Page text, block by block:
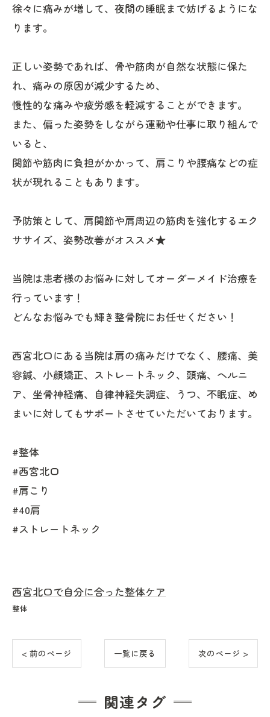
徐々に痛みが増して、夜間の睡眠まで妨げるようにな
ります。
正しい姿勢であれば、骨や筋肉が自然な状態に保た
れ、痛みの原因が減少するため、
慢性的な痛みや疲労感を軽減することができます。
また、偏った姿勢をしながら運動や仕事に取り組んで
いると、
関節や筋肉に負担がかかって、肩こりや腰痛などの症
状が現れることもあります。
予防策として、肩関節や肩周辺の筋肉を強化するエク
ササイズ、姿勢改善がオススメ★
当院は患者様のお悩みに対してオーダーメイド治療を
行っています！
どんなお悩みでも輝き整骨院にお任せください！
西宮北口にある当院は肩の痛みだけでなく、腰痛、美
容鍼、小顔矯正、ストレートネック、頭痛、ヘルニ
ア、坐骨神経痛、自律神経失調症、うつ、不眠症、め
まいに対してもサポートさせていただいております。
#整体
#西宮北口
#肩こり
#40肩
#ストレートネック
西宮北口で自分に合った整体ケア
整体
< 前のページ 一覧に戻る 次のページ >
関連タグ